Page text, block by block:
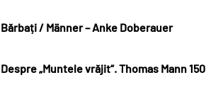
Bărbați / Männer – Anke Doberauer
Despre „Muntele vrăjit“. Thomas Mann 150